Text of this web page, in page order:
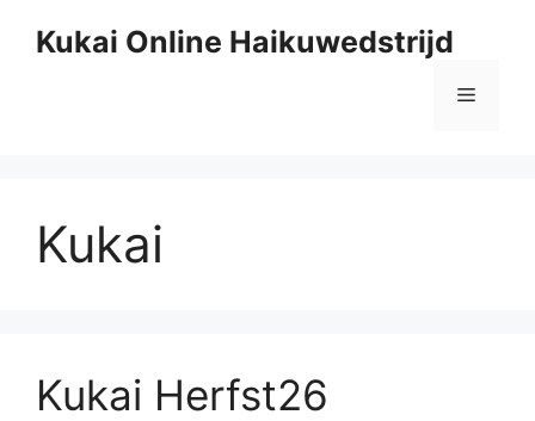
Kukai Online Haikuwedstrijd
Menu
Kukai
Kukai Herfst26